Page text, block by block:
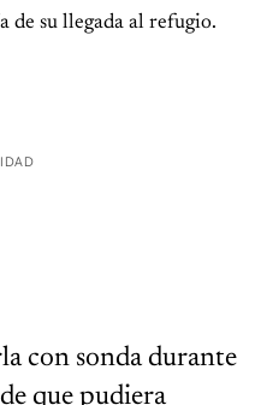
de su llegada al refugio.
con sonda durante
que pudiera